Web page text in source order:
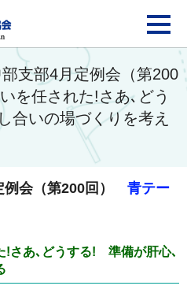
FAJ：特定非営利活動
支部4月定例会（第200
を任された!さあ､どう
いの場づくりを考え
会（第200回） 青テー
!さあ､どうする! 準備が肝心､